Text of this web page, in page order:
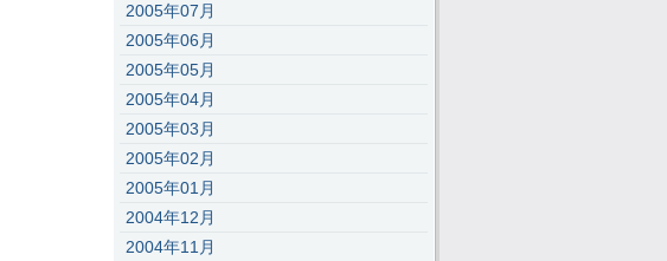
2005年07月
2005年06月
2005年05月
2005年04月
2005年03月
2005年02月
2005年01月
2004年12月
2004年11月